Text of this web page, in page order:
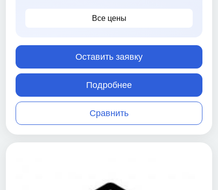
Все цены
Сравнить
Оставить заявку
Подробнее